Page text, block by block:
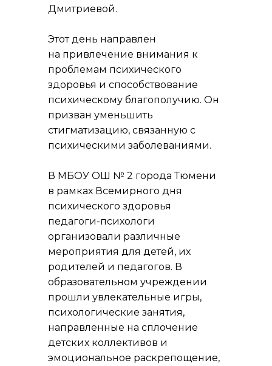
Дмитриевой.
Этот день направлен
на привлечение внимания к
проблемам психического
здоровья и способствование
психическому благополучию. Он
призван уменьшить
стигматизацию, связанную с
психическими заболеваниями.
В МБОУ ОШ № 2 города Тюмени
в рамках Всемирного дня
психического здоровья
педагоги-психологи
организовали различные
мероприятия для детей, их
родителей и педагогов. В
образовательном учреждении
прошли увлекательные игры,
психологические занятия,
направленные на сплочение
детских коллективов и
эмоциональное раскрепощение,